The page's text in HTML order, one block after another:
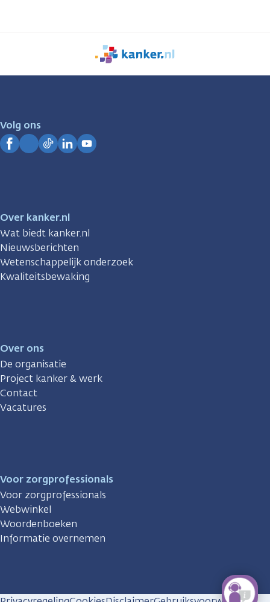
We
zijn
Volg ons
Over kanker.nl
Wat biedt kanker.nl
Nieuwsberichten
Wetenschappelijk onderzoek
Kwaliteitsbewaking
Over ons
De organisatie
Project kanker & werk
Contact
Vacatures
Voor zorgprofessionals
Voor zorgprofessionals
Webwinkel
Woordenboeken
Informatie overnemen